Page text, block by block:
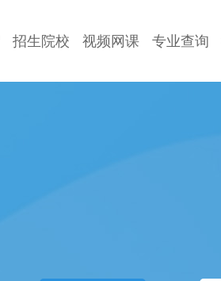
招生院校 视频网课 专业查询